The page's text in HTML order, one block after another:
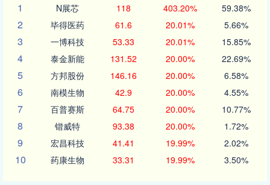
1
N展芯 118 403.20% 59.38%
2 毕得医药 61.6 20.01% 5.66%
3 一博科技 53.33 20.01% 15.85%
4 泰金新能 131.52 20.00% 22.69%
5 方邦股份 146.16 20.00% 6.58%
6 南模生物 42.9 20.00% 4.55%
7 百普赛斯 64.75 20.00% 10.77%
8 锴威特 93.38 20.00% 1.72%
9 宏昌科技 41.41 19.99% 2.02%
10 药康生物 33.31 19.99% 3.50%